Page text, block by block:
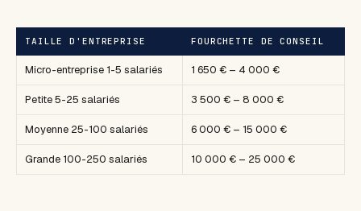
TAILLE D'ENTREPRISE FOURCHETTE DE CONSEIL
Micro-entreprise 1-5 salariés 1 650 € – 4 000 €
Petite 5-25 salariés 3 500 € – 8 000 €
Moyenne 25-100 salariés 6 000 € – 15 000 €
Grande 100-250 salariés 10 000 € – 25 000 €